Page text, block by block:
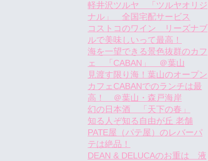
軽井沢ツルヤ 「ツルヤオリジ
ナル」 全国宅配サービス
コストコのワイン リーズナブ
ルで美味しいって最高！
海を一望できる景色抜群のカフ
ェ 「CABAN」 ＠葉山
見渡す限り海！葉山のオープン
カフェCABANでのランチは最
高！ ＠葉山・森戸海岸
幻の日本酒 「天下の春」
知る人ぞ知る自由が丘 老舗
PATE屋（パテ屋）のレバーパ
テは絶品！
DEAN & DELUCAのお重は 液